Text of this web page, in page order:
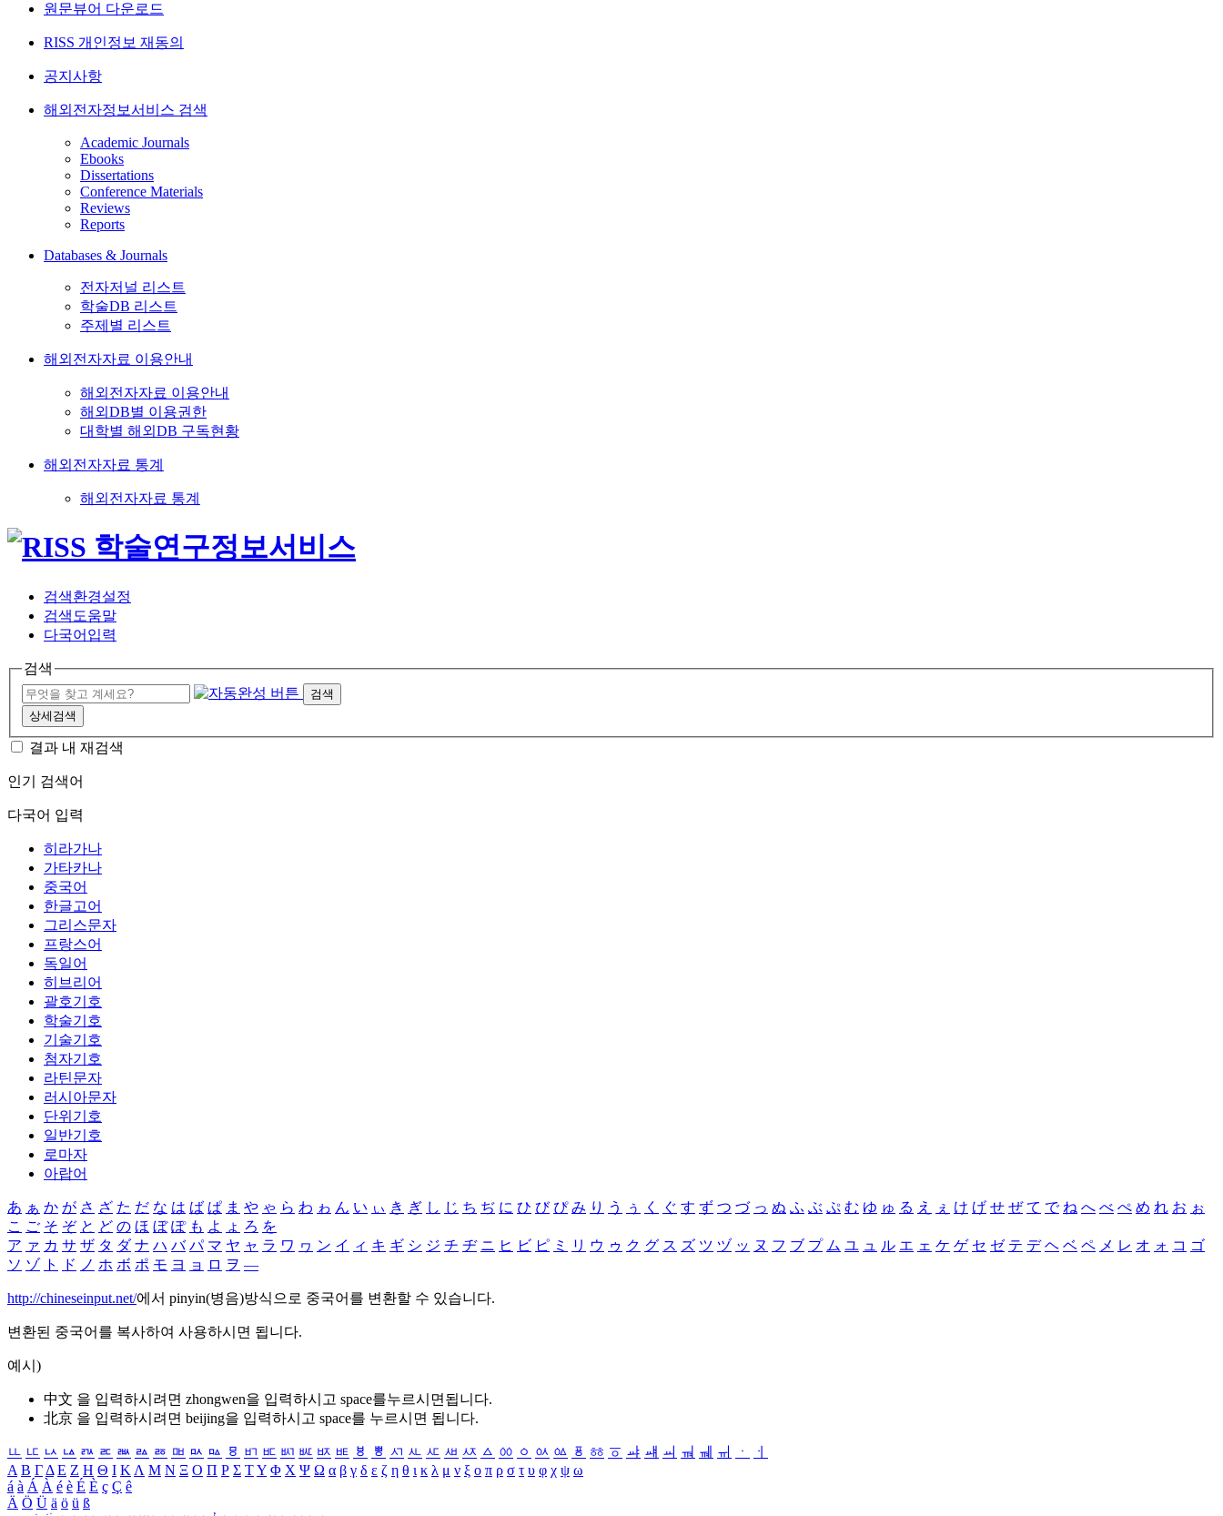
원문뷰어 다운로드
RISS 개인정보 재동의
공지사항
해외전자정보서비스 검색
Academic Journals
Ebooks
Dissertations
Conference Materials
Reviews
Reports
Databases & Journals
전자저널 리스트
학술DB 리스트
주제별 리스트
해외전자자료 이용안내
해외전자자료 이용안내
해외DB별 이용권한
대학별 해외DB 구독현황
해외전자자료 통계
해외전자자료 통계
검색환경설정
검색도움말
다국어입력
검색
검색
상세검색
결과 내 재검색
인기 검색어
다국어 입력
히라가나
가타카나
중국어
한글고어
그리스문자
프랑스어
독일어
히브리어
괄호기호
학술기호
기술기호
첨자기호
라틴문자
러시아문자
단위기호
일반기호
로마자
아랍어
あ ぁ か が さ ざ た だ な は ば ぱ ま や ゃ ら わ ゎ ん い ぃ き ぎ し じ ち ぢ に ひ び ぴ み り う ぅ く ぐ す ず つ づ っ ぬ ふ ぶ ぷ む ゆ ゅ る え ぇ け げ せ ぜ て で ね へ べ ぺ め れ お ぉ
こ ご そ ぞ と ど の ほ ぼ ぽ も よ ょ ろ を
ア ァ カ サ ザ タ ダ ナ ハ バ パ マ ヤ ャ ラ ワ ヮ ン イ ィ キ ギ シ ジ チ ヂ ニ ヒ ビ ピ ミ リ ウ ゥ ク グ ス ズ ツ ヅ ッ ヌ フ ブ プ ム ユ ュ ル エ ェ ケ ゲ セ ゼ テ デ ヘ ベ ペ メ レ オ ォ コ ゴ
ソ ゾ ト ド ノ ホ ボ ポ モ ヨ ョ ロ ヲ ―
http://chineseinput.net/에서 pinyin(병음)방식으로 중국어를 변환할 수 있습니다.
변환된 중국어를 복사하여 사용하시면 됩니다.
예시)
中文 을 입력하시려면 zhongwen을 입력하시고 space를누르시면됩니다.
北京 을 입력하시려면 beijing을 입력하시고 space를 누르시면 됩니다.
ㅥ ㅦ ㅧ ㅨ ㅩ ㅪ ㅫ ㅬ ㅭ ㅮ ㅯ ㅰ ㅱ ㅲ ㅳ ㅴ ㅵ ㅶ ㅷ ㅸ ㅹ ㅺ ㅻ ㅼ ㅽ ㅾ ㅿ ㆀ ㆁ ㆂ ㆃ ㆄ ㆅ ㆆ ㆇ ㆈ ㆉ ㆊ ㆋ ㆌ ㆍ
ㆎ
Α Β ΓΔ Ε Ζ Η Θ Ι ΚΛ Μ Ν Ξ Ο Π Ρ Σ ΤΥ Φ Χ Ψ Ω α β γ δ ε ζ η θ ι κ λ μ ν ξ ο π ρ σ τ υ φ χ ψ ω
á à Á À é è É È ç Ç ê
Ä Ö Ü ä ö ü ß